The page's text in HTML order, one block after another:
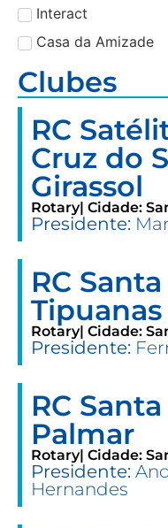
Interact
Casa da Amizade
Clubes
RC
Cruz do
Girassol
Rotary| Cidade:
Presidente:
RC
Tipuanas
Rotary| Cidade:
Presidente:
RC
Palmar
Rotary| Cidade:
Presidente:
Hernandes